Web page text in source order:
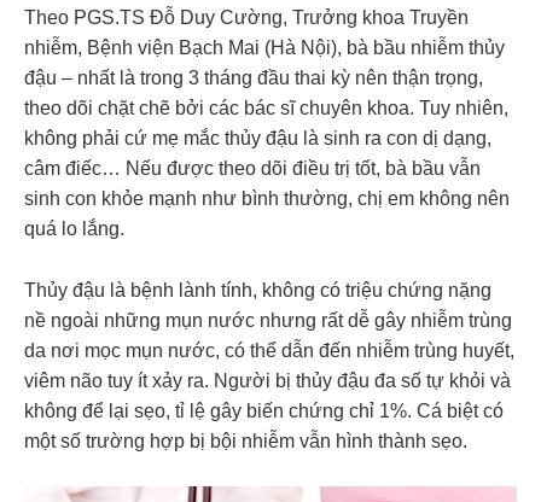
Theo PGS.TS Đỗ Duy Cường, Trưởng khoa Truyền
nhiễm, Bệnh viện Bạch Mai (Hà Nội), bà bầu nhiễm thủy
đậu – nhất là trong 3 tháng đầu thai kỳ nên thận trọng,
theo dõi chặt chẽ bởi các bác sĩ chuyên khoa. Tuy nhiên,
không phải cứ mẹ mắc thủy đậu là sinh ra con dị dạng,
câm điếc… Nếu được theo dõi điều trị tốt, bà bầu vẫn
sinh con khỏe mạnh như bình thường, chị em không nên
quá lo lắng.
Thủy đậu là bệnh lành tính, không có triệu chứng nặng
nề ngoài những mụn nước nhưng rất dễ gây nhiễm trùng
da nơi mọc mụn nước, có thể dẫn đến nhiễm trùng huyết,
viêm não tuy ít xảy ra. Người bị thủy đậu đa số tự khỏi và
không để lại sẹo, tỉ lệ gây biến chứng chỉ 1%. Cá biệt có
một số trường hợp bị bội nhiễm vẫn hình thành sẹo.